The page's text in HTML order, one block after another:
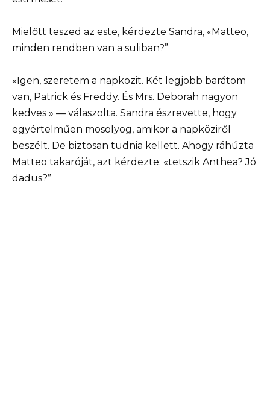
Mielőtt teszed az este, kérdezte Sandra, «Matteo,
minden rendben van a suliban?”
«Igen, szeretem a napközit. Két legjobb barátom
van, Patrick és Freddy. És Mrs. Deborah nagyon
kedves » — válaszolta. Sandra észrevette, hogy
egyértelműen mosolyog, amikor a napköziről
beszélt. De biztosan tudnia kellett. Ahogy ráhúzta
Matteo takaróját, azt kérdezte: «tetszik Anthea? Jó
dadus?”